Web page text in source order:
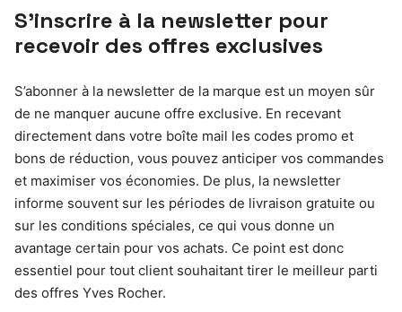
S’inscrire à la newsletter pour
recevoir des offres exclusives
S’abonner à la newsletter de la marque est un moyen sûr
de ne manquer aucune offre exclusive. En recevant
directement dans votre boîte mail les codes promo et
bons de réduction, vous pouvez anticiper vos commandes
et maximiser vos économies. De plus, la newsletter
informe souvent sur les périodes de livraison gratuite ou
sur les conditions spéciales, ce qui vous donne un
avantage certain pour vos achats. Ce point est donc
essentiel pour tout client souhaitant tirer le meilleur parti
des offres Yves Rocher.